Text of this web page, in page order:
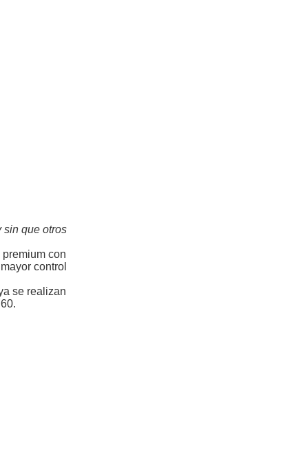
sin que otros
con
control
se realizan